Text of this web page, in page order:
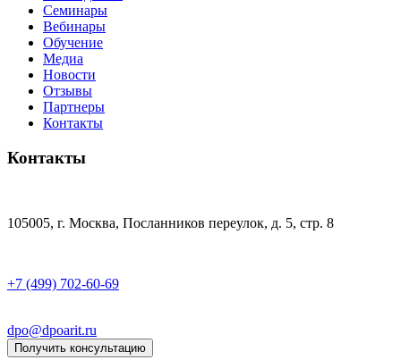
Семинары
Вебинары
Обучение
Медиа
Новости
Отзывы
Партнеры
Контакты
Контакты
105005, г. Москва, Посланников переулок, д. 5, стр. 8
+7 (499) 702-60-69
dpo@dpoarit.ru
Получить консультацию